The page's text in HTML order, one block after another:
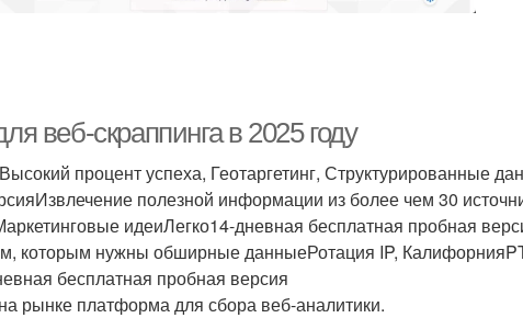
веб-скраппинга в 2025 году
процент успеха, Геотаргетинг, Структурированные
полезной информации из более чем 30
идеиЛегко14-дневная бесплатная пробная
которым нужны обширные данныеРотация IP,
бесплатная пробная версия
рынке платформа для сбора веб-аналитики.